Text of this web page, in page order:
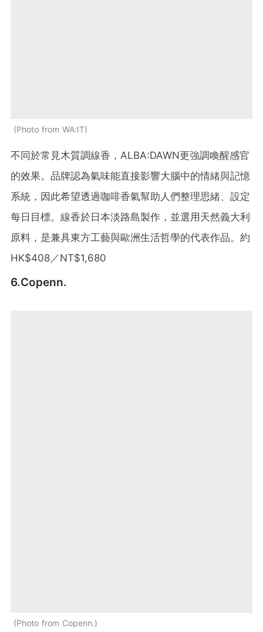
Photo from WA:IT
不同於常見木質調線香，ALBA:DAWN更強調喚醒感官
的效果。品牌認為氣味能直接影響大腦中的情緒與記憶
系統，因此希望透過咖啡香氣幫助人們整理思緒、設定
每日目標。線香於日本淡路島製作，並選用天然義大利
原料，是兼具東方工藝與歐洲生活哲學的代表作品。 約
HK$408 ／NT$1,680
6.Copenn.
Photo from Copenn.